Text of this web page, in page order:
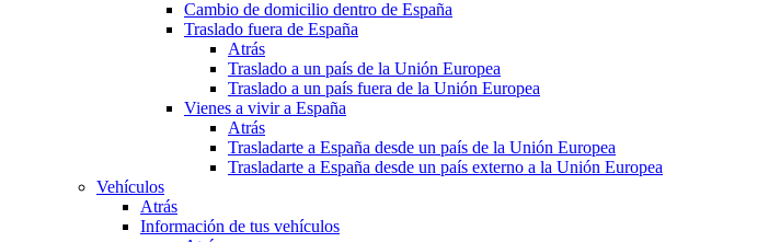
Cambio de domicilio dentro de España
Traslado fuera de España
Atrás
Traslado a un país de la Unión Europea
Traslado a un país fuera de la Unión Europea
Vienes a vivir a España
Atrás
Trasladarte a España desde un país de la Unión Europea
Trasladarte a España desde un país externo a la Unión Europea
Vehículos
Atrás
Información de tus vehículos